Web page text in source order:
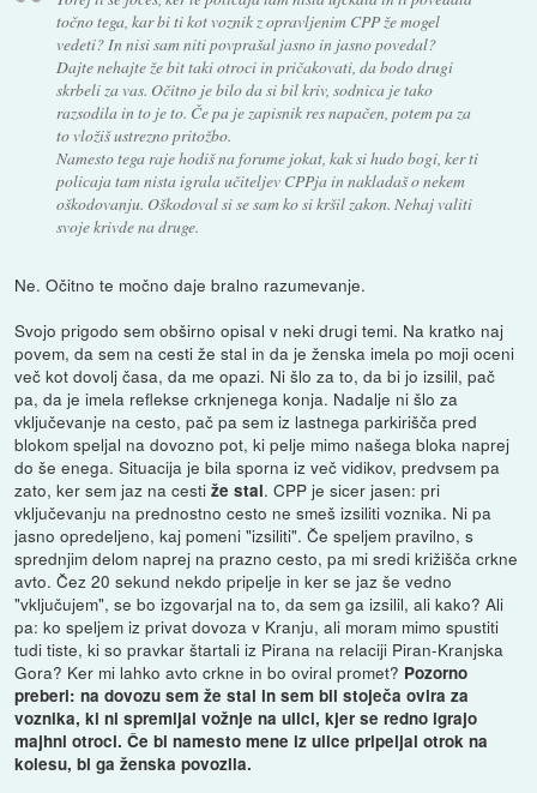
točno tega, kar bi ti kot voznik z opravljenim CPP že mogel
vedeti? In nisi sam niti povprašal jasno in jasno povedal?
Dajte nehajte že bit taki otroci in pričakovati, da bodo drugi
skrbeli za vas. Očitno je bilo da si bil kriv, sodnica je tako
razsodila in to je to. Če pa je zapisnik res napačen, potem pa za
to vložiš ustrezno pritožbo.
Namesto tega raje hodiš na forume jokat, kak si hudo bogi, ker ti
policaja tam nista igrala učiteljev CPPja in nakladaš o nekem
oškodovanju. Oškodoval si se sam ko si kršil zakon. Nehaj valiti
svoje krivde na druge.
Ne. Očitno te močno daje bralno razumevanje.
Svojo prigodo sem obširno opisal v neki drugi temi. Na kratko naj
povem, da sem na cesti že stal in da je ženska imela po moji oceni
več kot dovolj časa, da me opazi. Ni šlo za to, da bi jo izsilil, pač
pa, da je imela reflekse crknjenega konja. Nadalje ni šlo za
vključevanje na cesto, pač pa sem iz lastnega parkirišča pred
blokom speljal na dovozno pot, ki pelje mimo našega bloka naprej
do še enega. Situacija je bila sporna iz več vidikov, predvsem pa
zato, ker sem jaz na cestiže stal. CPP je sicer jasen: pri
vključevanju na prednostno cesto ne smeš izsiliti voznika. Ni pa
jasno opredeljeno, kaj pomeni "izsiliti". Če speljem pravilno, s
sprednjim delom naprej na prazno cesto, pa mi sredi križišča crkne
avto. Čez 20 sekund nekdo pripelje in ker se jaz še vedno
"vključujem", se bo izgovarjal na to, da sem ga izsilil, ali kako? Ali
pa: ko speljem iz privat dovoza v Kranju, ali moram mimo spustiti
tudi tiste, ki so pravkar štartali iz Pirana na relaciji Piran-Kranjska
Gora? Ker mi lahko avto crkne in bo oviral promet? Pozorno
preberi: na dovozu sem že stal in sem bil stoječa ovira za
voznika, ki ni spremljal vožnje na ulici, kjer se redno igrajo
majhni otroci. Če bi namesto mene iz ulice pripeljal otrok na
kolesu, bi ga ženska povozila.